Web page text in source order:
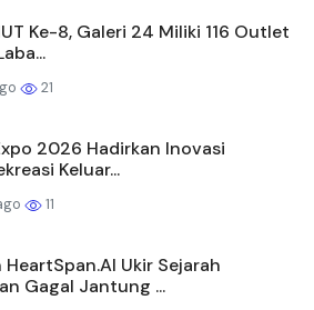
Ke-8, Galeri 24 Miliki 116 Outlet
21
2026 Hadirkan Inovasi
Keluar...
11
HeartSpan.AI Ukir Sejarah
Gagal Jantung ...